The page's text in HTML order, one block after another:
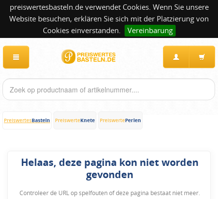
preiswertesbasteln.de verwendet Cookies. Wenn Sie unsere
Website besuchen, erklären Sie sich mit der Platzierung von
Cookies einverstanden.
Vereinbarung
PreiswertesBasteln PreiswerteKnete PreiswertePerlen
Helaas, deze pagina kon niet worden
gevonden
Controleer de URL op spelfouten of deze pagina bestaat niet meer.